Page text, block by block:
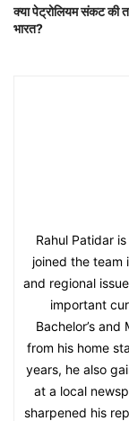
क्या पेट्रोलियम संकट की
भारत?
Rahul Patidar
joined the team
and regional
important
Bachelor’s and
from his home
years, he also
at a local
sharpened his